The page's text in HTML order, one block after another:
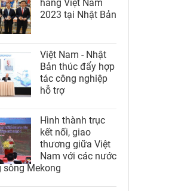
hàng Việt Nam
2023 tại Nhật Bản
Việt Nam - Nhật
Bản thúc đẩy hợp
tác công nghiệp
hỗ trợ
Hình thành trục
kết nối, giao
thương giữa Việt
Nam với các nước
sông Mekong